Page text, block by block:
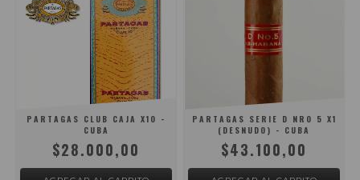
PARTAGAS CLUB CAJA X10 -
CUBA
$28.000,00
PARTAGAS SERIE D NRO 5 X1
(DESNUDO) - CUBA
$43.100,00